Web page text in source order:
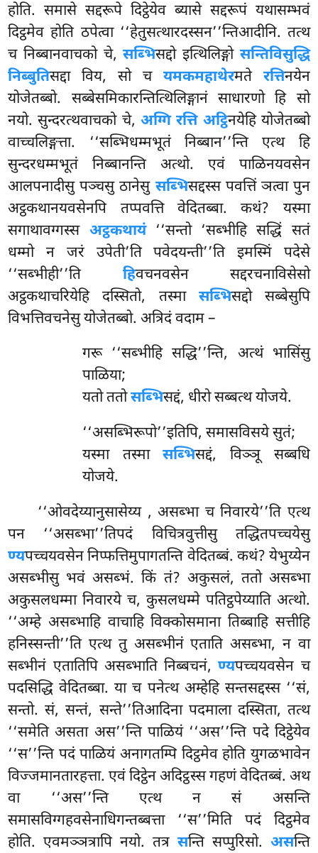
होति. समासे सद्दरूपे दिट्ठेयेव ब्यासे सद्दरूपं यथासम्भवं
दिट्ठमेव होति ठपेत्वा ‘‘हेतुसत्थारदस्सन’’न्तिआदीनि. तत्थ
च निब्बानवाचको चे,सब्भिसद्दो इत्थिलिङ्गो सन्तिविसुद्धि
निब्बुतिसद्दा विय, सो च यमकमहाथेरमते रत्तिनयेन
योजेतब्बो. सब्बेसमिकारन्तित्थिलिङ्गानं साधारणो हि सो
नयो. सुन्दरत्थवाचको चे, अग्गि रत्ति अट्ठिनयेहि योजेतब्बो
वाच्चलिङ्गत्ता. ‘‘सब्भिधम्मभूतं निब्बान’’न्ति एत्थ हि
सुन्दरधम्मभूतं निब्बानन्ति अत्थो. एवं पाळिनयवसेन
आलपनादीसु पञ्चसु ठानेसु सब्भिसद्दस्स पवत्तिं ञत्वा पुन
अट्ठकथानयवसेनपि तप्पवत्ति वेदितब्बा. कथं? यस्मा
सगाथावग्गस्स अट्ठकथायं‘‘सन्तो ‘सब्भीहि सद्धिं सतं
धम्मो न जरं उपेती’ति पवेदयन्ती’’ति इमस्मिं पदेसे
‘‘सब्भीही’’ति हिवचनवसेन सद्दरचनाविसेसो
अट्ठकथाचरियेहि दस्सितो, तस्मा सब्भिसद्दो सब्बेसुपि
विभत्तिवचनेसु योजेतब्बो. अत्रिदं वदाम –
गरू ‘‘सब्भीहि सद्धि’’न्ति, अत्थं भासिंसु
पाळिया;
यतो ततोसब्भिसद्दं, धीरो सब्बत्थ योजये.
‘‘असब्भिरूपो’’इतिपि, समासविसये सुतं;
यस्मा तस्मासब्भिसद्दं, विञ्ञू सब्बधि
योजये.
‘‘ओवदेय्यानुसासेय्य , असब्भा च निवारये’’ति एत्थ
पन ‘‘असब्भा’’तिपदं विचित्रवुत्तीसु तद्धितपच्चयेसु
ण्यपच्चयवसेन निप्फत्तिमुपागतन्ति वेदितब्बं. कथं? येभुय्येन
असब्भीसु भवं असब्भं. किं तं? अकुसलं, ततो असब्भा
अकुसलधम्मा निवारये च, कुसलधम्मे पतिट्ठपेय्याति अत्थो.
‘‘अम्हे असब्भाहि वाचाहि विक्कोसमाना तिब्बाहि सत्तीहि
हनिस्सन्ती’’ति एत्थ तु असब्भीनं एताति असब्भा, न वा
सब्भीनं एतातिपि असब्भाति निब्बचनं,ण्यपच्चयवसेन च
पदसिद्धि वेदितब्बा. या च पनेत्थ अम्हेहि सन्तसद्दस्स ‘‘सं,
सन्तो. सं, सन्तं, सन्ते’’तिआदिना पदमाला दस्सिता, तत्थ
‘‘समेति असता अस’’न्ति पाळियं ‘‘अस’’न्ति पदे दिट्ठेयेव
‘‘स’’न्ति पदं पाळियं अनागतम्पि दिट्ठमेव होति युगळभावेन
विज्जमानतारहत्ता. एवं दिट्ठेन अदिट्ठस्स गहणं वेदितब्बं. अथ
वा ‘‘अस’’न्ति एत्थ न सं असन्ति
समासविग्गहवसेनाधिगन्तब्बत्ता ‘‘स’’मिति पदं दिट्ठमेव
होति. एवमञ्ञत्रापि नयो. तत्र सन्ति सप्पुरिसो. असन्ति